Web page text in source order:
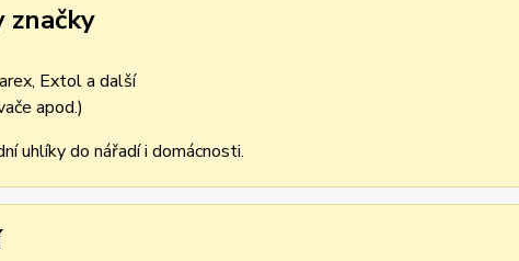
značky
Extol a další
apod.)
uhlíky do nářadí i domácnosti.